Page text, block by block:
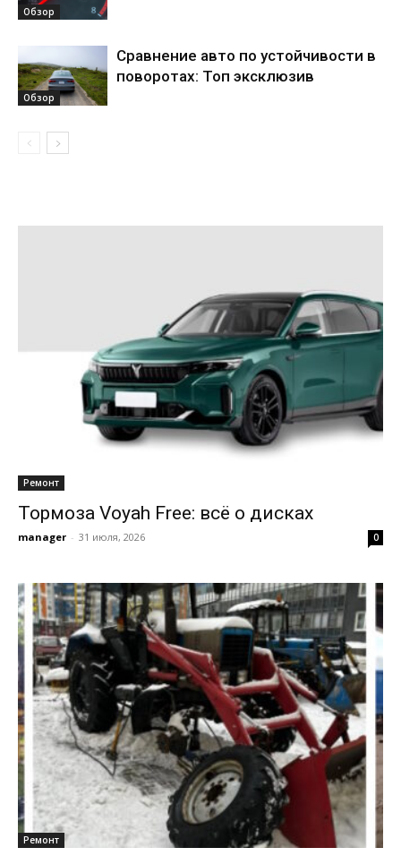
Обзор
Обзор
Сравнение авто по устойчивости в
поворотах: Топ эксклюзив
Ремонт
Тормоза Voyah Free: всё о дисках
manager - 31 июля, 2026 0
Ремонт